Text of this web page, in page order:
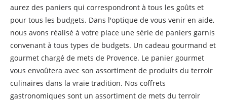
aurez des paniers qui correspondront à tous les goûts et
pour tous les budgets. Dans l'optique de vous venir en aide,
nous avons réalisé à votre place une série de paniers garnis
convenant à tous types de budgets. Un cadeau gourmand et
gourmet chargé de mets de Provence. Le panier gourmet
vous envoûtera avec son assortiment de produits du terroir
culinaires dans la vraie tradition. Nos coffrets
gastronomiques sont un assortiment de mets du terroir